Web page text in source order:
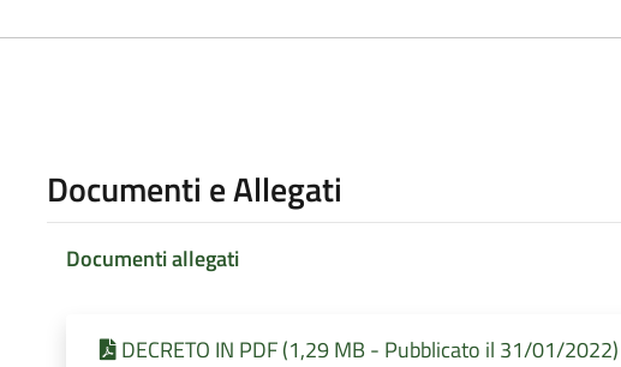
Documenti e Allegati
Documenti allegati
DECRETO IN PDF (1,29 MB - Pubblicato il 31/01/2022)